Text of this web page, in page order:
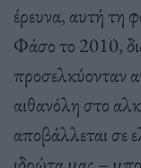
έρευνα, αυτή τη
Φάσο το 2010,
προσελκύονταν
αιθανόλη στο
αποβάλλεται σε